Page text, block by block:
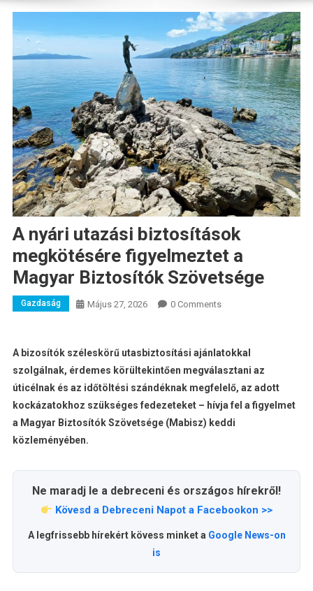
A nyári utazási biztosítások
megkötésére figyelmeztet a
Magyar Biztosítók Szövetsége
Gazdaság Május 27, 2026 0 Comments
A bizosítók széleskörű utasbiztosítási ajánlatokkal
szolgálnak, érdemes körültekintően megválasztani az
úticélnak és az időtöltési szándéknak megfelelő, az adott
kockázatokhoz szükséges fedezeteket – hívja fel a figyelmet
a Magyar Biztosítók Szövetsége (Mabisz) keddi
közleményében.
Ne maradj le a debreceni és országos hírekről!
Kövesd a Debreceni Napot a Facebookon >>
A legfrissebb hírekért kövess minket a Google News-on
is